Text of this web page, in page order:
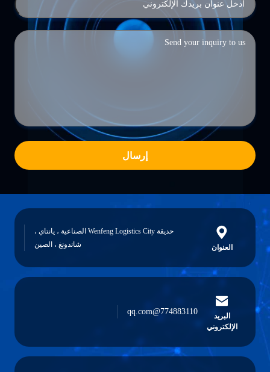
إرسال
العنوان
حديقة Wenfeng Logistics City الصناعية ، يانتاي ،
شاندونغ ، الصين
البريد
الإلكتروني
774883110@qq.com